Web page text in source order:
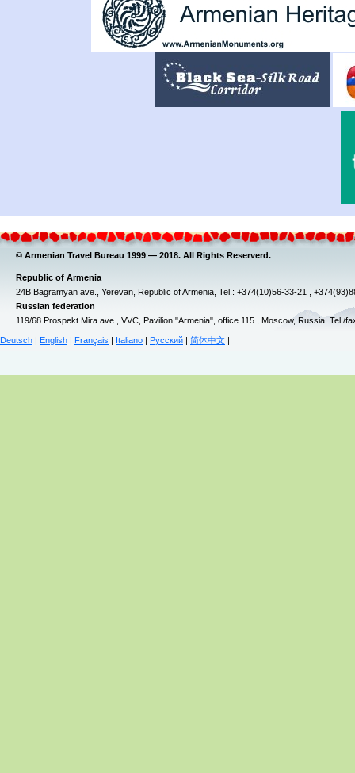
© Armenian Travel Bureau 1999 — 2018. All Rights Reserverd.
Republic of Armenia
24B Bagramyan ave., Yerevan, Republic of Armenia, Tel.: +374(10)56-33-21 ,
Russian federation
119/68 Prospekt Mira ave., VVC, Pavilion "Armenia", office 115., Moscow, Russia. Tel./
Deutsch English Français Italiano Русский 简体中文